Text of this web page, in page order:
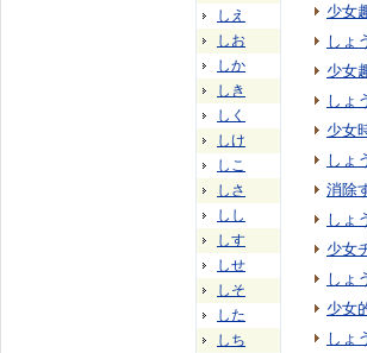
しえ
しお
しか
しき
しく
しけ
しこ
しさ
しし
しす
しせ
しそ
した
しち
少女
しょ
少女
しょ
少女
しょ
消除
しょ
少女
しょ
少女
しょ